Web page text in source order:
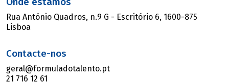
Rua António Quadros, n.9 G - Escritório 6, 1600-875
Lisboa
Contacte-nos
geral@formuladotalento.pt
21 716 12 61